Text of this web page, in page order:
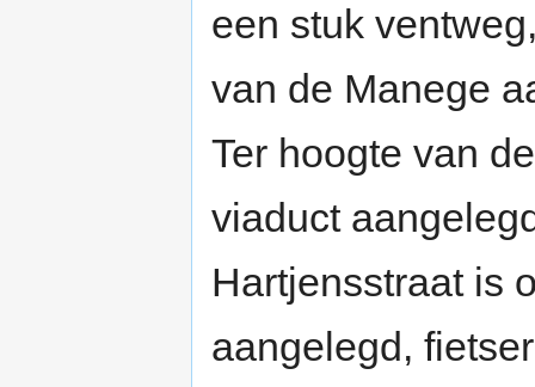
een stuk
van de Manege
Ter hoogte van
viaduct
Hartjensstraat is
aangelegd,